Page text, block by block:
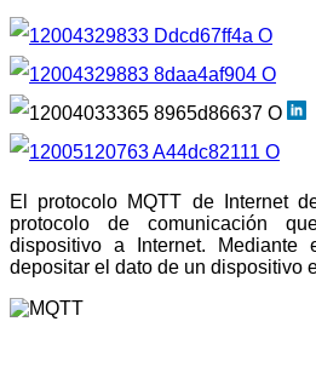
El protocolo MQTT de Internet
protocolo de comunicación
dispositivo a Internet. Mediante
depositar el dato de un dispositivo